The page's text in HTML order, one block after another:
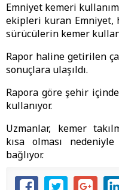
Emniyet kemeri
ekipleri kuran Emniyet,
sürücülerin kemer
Rapor haline getirilen
sonuçlara ulaşıldı.
Rapora göre şehir
kullanıyor.
Uzmanlar, kemer
kısa olması
bağlıyor.